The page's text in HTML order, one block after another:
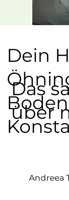
Das
über
Dein
Andreea